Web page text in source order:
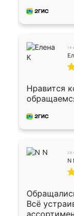
водителем
Огромная
Осталось
Подарили
из
14
Нравится
28
N
Всё